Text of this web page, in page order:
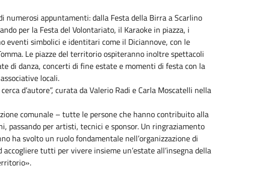
numerosi appuntamenti: dalla Festa della Birra a Scarlino
per la Festa del Volontariato, il Karaoke in piazza, i
eventi simbolici e identitari come il Diciannove, con le
Le piazze del territorio ospiteranno inoltre spettacoli
di danza, concerti di fine estate e momenti di festa con la
locali.
d’autore”, curata da Valerio Radi e Carla Moscatelli nella
comunale – tutte le persone che hanno contribuito alla
passando per artisti, tecnici e sponsor. Un ringraziamento
ha svolto un ruolo fondamentale nell’organizzazione di
tutti per vivere insieme un’estate all’insegna della